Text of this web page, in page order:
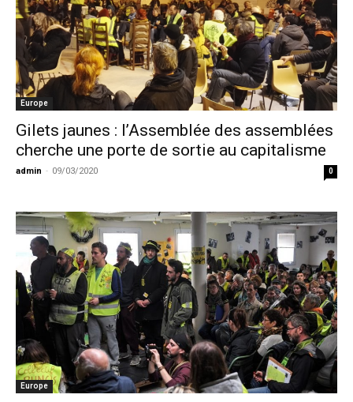
Europe
Gilets jaunes : l’Assemblée des assemblées
cherche une porte de sortie au capitalisme
admin - 09/03/2020 0
Europe